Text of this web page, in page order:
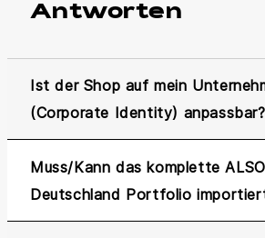
Antworten
Ist der Shop auf mein
(Corporate Identity) anpassbar?
Muss/Kann das komplette ALSO
Deutschland Portfolio